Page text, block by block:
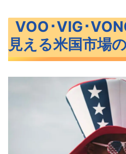
VOO･VIG･
見える米国市場